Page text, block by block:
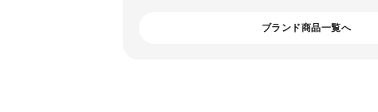
ブランド商品一覧へ